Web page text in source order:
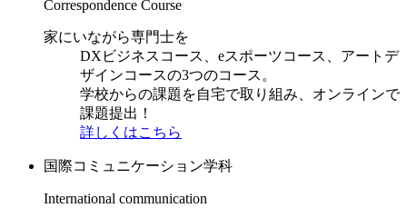
Correspondence Course
家にいながら専門士を
DXビジネスコース、eスポーツコース、アートデ
ザインコースの3つのコース。
学校からの課題を自宅で取り組み、オンラインで
課題提出！
詳しくはこちら
国際コミュニケーション学科
International communication